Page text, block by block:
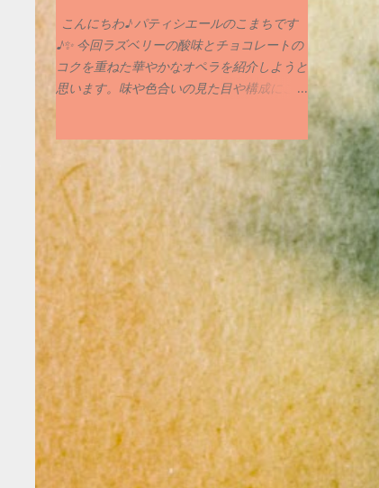
と、「ふっくら焼けた」「高さが出た」とい
う目安にもなります♪ でも、なめらかな表面
の“ヘソなし”マドレーヌも最近は人気で、
上品でころんとした見た目が可愛いんです。
ですよ♪ ヘソを出す or 出さない？ 焼き方の
ちがい♪ ヘソを出したいときは… ・生地を
よ〜く冷やしてから（6時間以上） ・オーブ
ンは190〜200℃にしっかり予熱！ ヘソを出
したくないときは… ・生地を室温に戻してか
ら(20℃前後がオススメです♪) ・170℃前後
でじっくり焼くのがおすすめです♪ 今回のま
とめ 私は、小さくて可愛いヘソがちょこん
と出たマドレーヌも、 すべすべした上品な
見た目のマドレーヌも、どちらも大好きです
♪ 焼き上がった姿を見ると、 「今日もオーブ
ンの中でがんばってくれたんだなぁ」って、
ちょっとほっこりしちゃいます( ´▽｀ ) マド
レーヌは、見た目のちがいも楽しめるお菓子
です♪ ぜひ、あなたのお気に入りの焼き加減
を見つけてみてくださいね🙇‍♀️ 🎵このサイト
こんにちわ♪ パティシエールのこまちです
♪✨ 今回ラズベリーの酸味とチョコレートの
コクを重ねた華やかなオペラを紹介しようと
思います。味や色合いの見た目や構成にこだ
わったお菓子になっていますのでぜひ最後ま
前修行させていただいた職場の先輩から教わ
ったものが美味しく感動したのでそれをアレ
ンジしたものになります✨ なお今回は皆様
が保存しやすい様にPDF形式にさせてもらい
ましたのでぜひ保存してお菓子作りに役立て
てもらえると嬉しいです☺️💕 プロ使用のた
め量が多かったり生地の大きさが大きかった
りしますのでご質問等ありましたらお気軽に
コメントやインスタグラムなどでおたずねく
ださい🙇‍♀️🙇‍♀️ レシピ↓保存用に♪
https://drive.google.com/file/d/1_uT_i9NNfU
3pz1iq8i1r-4sZ6M3vokVd/view?
usp=share_link ラズベリーオペラ１台分
【ビスキュイジョコンド】 全卵 … 200g
TPT（アーモンドパウダー＋粉糖） … 242g
薄力粉 … 17g 強力粉 … 17g 無塩バター … 25g